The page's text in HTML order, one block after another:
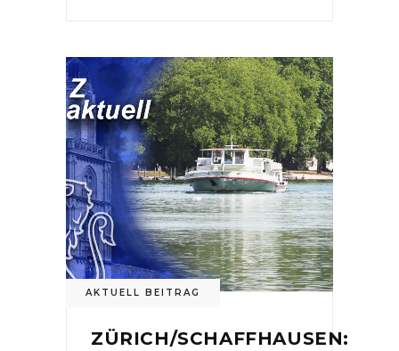
AKTUELL BEITRAG
ZÜRICH/SCHAFFHAUSEN: